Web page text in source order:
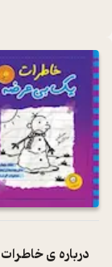
درباره ی